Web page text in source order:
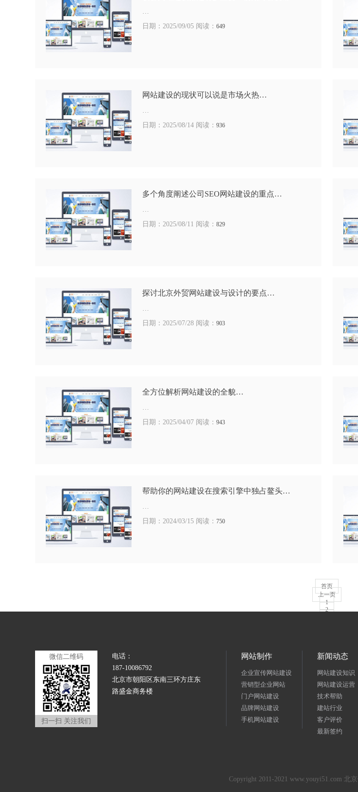
…
日期：2025/09/05 阅读： 649
网站建设的现状可以说是市场火热…
…
日期：2025/08/14 阅读： 936
多个角度阐述公司SEO网站建设的重点…
…
日期：2025/08/11 阅读： 829
探讨北京外贸网站建设与设计的要点…
…
日期：2025/07/28 阅读： 903
全方位解析网站建设的全貌…
…
日期：2025/04/07 阅读： 943
帮助你的网站建设在搜索引擎中独占鳌头…
…
日期：2024/03/15 阅读： 750
首页
上一页
1
2
8
9
10
11
下一页
微信二维码
扫一扫 关注我们
电话：
187-10086792
北京市朝阳区东南三环方庄东
路盛金商务楼
网站制作
企业宣传网站建设
营销型企业网站
门户网站建设
品牌网站建设
手机网站建设
新闻动态
网站建设知识
网站建设运营
技术帮助
建站行业
客户评价
最新签约
Copyright 2011-2021 www.youyi51.com 北